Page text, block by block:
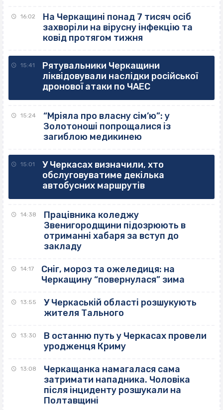
16:02
На Черкащині понад 7 тисяч осіб
захворіли на вірусну інфекцію та
ковід протягом тижня
15:41
Рятувальники Черкащини
ліквідовували наслідки російської
дронової атаки по ЧАЕС
15:24
“Мріяла про власну сім’ю”: у
Золотоноші попрощалися із
загиблою медикинею
15:01
У Черкасах визначили, хто
обслуговуватиме декілька
автобусних маршрутів
14:38
Працівника коледжу
Звенигородщини підозрюють в
отриманні хабаря за вступ до
закладу
14:17
Сніг, мороз та ожеледиця: на
Черкащину “повернулася” зима
13:55
У Черкаській області розшукують
жителя Тального
13:30
В останню путь у Черкасах провели
уродженця Криму
13:08
Черкащанка намагалася сама
затримати нападника. Чоловіка
після інциденту розшукали на
Полтавщині